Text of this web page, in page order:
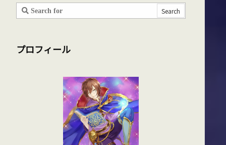
プロフィール